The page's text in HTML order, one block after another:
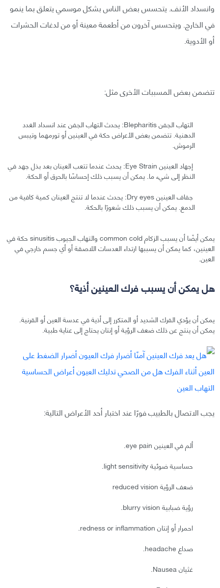
وانسداد الأنف. يتحسس بعض الناس بشكل موسمي يتعلق بما ينمو
في الخارج. ويتحسس آخرون من أطعمة معينة أو من لدغات الحشرات
أو الأدوية.
تتضمن بعض المسببات الأخرى مثل:
التهاب الجفن Blepharitis: يحدث التهاب الجفن عند انسداد الغدد
الدهنية. تتضمن بعض الأعراض حكة في العينين أو تورمهما وتيبس
الرموش.
إجهاد العينين Eye Strain: يحدث عندما تتعب العينان بعد بذل جهد في
النظر إلى شيء ما. يمكن أن يسبب ذلك إحساسًا بالحرق أو الحكة.
جفاف العينين Dry eyes: يحدث عندما لا تنتج العينان كمية كافية من
الدمع. يمكن أن يسبب ذلك شعورًا بالحكة.
يمكن أيضًا أن يسبب الزكام common cold والتهاب الجيوب sinusitis حكة في
العينين، كما يمكن أن يسببها ارتداء العدسات اللاصقة أو أي جسم خارجي في
العين.
هل يمكن أن يسبب فرك العينين أذية؟
يمكن أن يؤدي الفرك الشديد أو المتكرر إلى أذية في عدسة العين أو القرنية.
يمكن أن ينتج عن ذلك ضعف الرؤية أو إنتان يحتاج إلى عناية طبية.
يجب الاتصال بالطبيب فورًا عند اختبار أحد الأعراض التالية:
ألم في العينين eye pain.
حساسية ضوئية light sensitivity.
ضعف الرؤية reduced vision
رؤية ضبابية blurry vision.
احمرار أو إنتان redness or inflammation.
صداع headache.
غثيان Nausea.